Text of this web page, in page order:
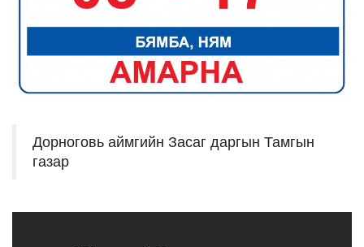
Дорноговь аймгийн Засаг даргын Тамгын
газар